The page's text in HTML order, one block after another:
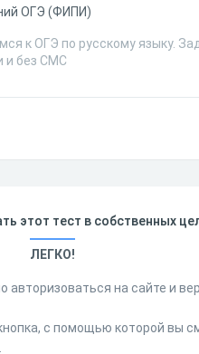
ОГЭ (ФИПИ)
к ОГЭ по русскому языку.
и без СМС
этот тест в собственных
ЛЕГКО!
авторизоваться на сайте и
с помощью которой вы